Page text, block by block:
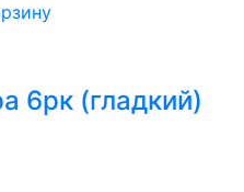
6рк (гладкий)